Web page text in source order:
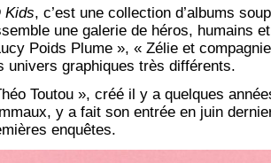
Kids, c’est une collection d’albums
une galerie de héros, humains
Poids Plume », « Zélie et
univers graphiques très différents.
Toutou », créé il y a quelques
y a fait son entrée en juin
enquêtes.